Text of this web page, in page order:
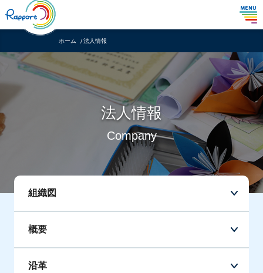
ホーム 法人情報
法人情報
Company
組織図
概要
沿革